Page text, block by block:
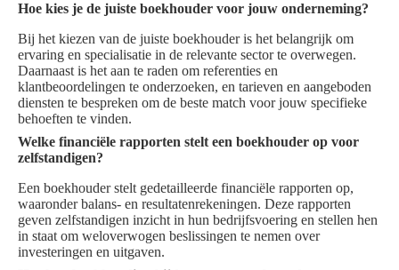
Hoe kies je de juiste boekhouder voor jouw onderneming?
Bij het kiezen van de juiste boekhouder is het belangrijk om
ervaring en specialisatie in de relevante sector te overwegen.
Daarnaast is het aan te raden om referenties en
klantbeoordelingen te onderzoeken, en tarieven en aangeboden
diensten te bespreken om de beste match voor jouw specifieke
behoeften te vinden.
Welke financiële rapporten stelt een boekhouder op voor
zelfstandigen?
Een boekhouder stelt gedetailleerde financiële rapporten op,
waaronder balans- en resultatenrekeningen. Deze rapporten
geven zelfstandigen inzicht in hun bedrijfsvoering en stellen hen
in staat om weloverwogen beslissingen te nemen over
investeringen en uitgaven.